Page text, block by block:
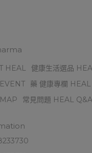
HEAL
健康生活選品
藥 健康專欄
常見問題 HEAL Q&A